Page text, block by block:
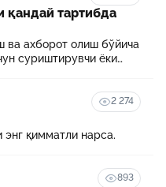
қандай тартибда
ахборот олиш бўйича
суриштирувчи ёки
2 274
қимматли нарса.
893